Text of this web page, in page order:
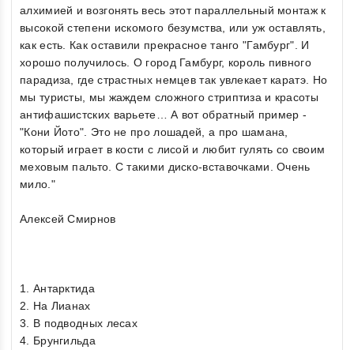
алхимией и возгонять весь этот параллельный монтаж к
высокой степени искомого безумства, или уж оставлять,
как есть. Как оставили прекрасное танго "Гамбург". И
хорошо получилось. О город Гамбург, король пивного
парадиза, где страстных немцев так увлекает каратэ. Но
мы туристы, мы жаждем сложного стриптиза и красоты
антифашистских варьете… А вот обратный пример -
"Кони Йото". Это не про лошадей, а про шамана,
который играет в кости с лисой и любит гулять со своим
меховым пальто. С такими диско-вставочками. Очень
мило."
Алексей Смирнов
1. Антарктида
2. На Лианах
3. В подводных лесах
4. Брунгильда